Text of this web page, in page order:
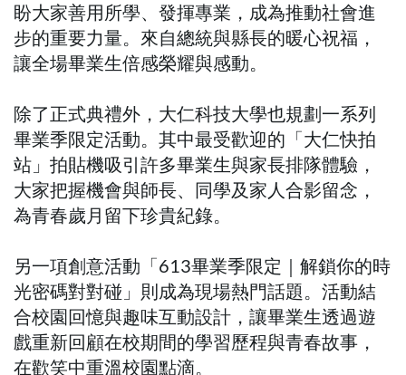
盼大家善用所學、發揮專業，成為推動社會進
步的重要力量。來自總統與縣長的暖心祝福，
讓全場畢業生倍感榮耀與感動。
除了正式典禮外，大仁科技大學也規劃一系列
畢業季限定活動。其中最受歡迎的「大仁快拍
站」拍貼機吸引許多畢業生與家長排隊體驗，
大家把握機會與師長、同學及家人合影留念，
為青春歲月留下珍貴紀錄。
另一項創意活動「613畢業季限定｜解鎖你的時
光密碼對對碰」則成為現場熱門話題。活動結
合校園回憶與趣味互動設計，讓畢業生透過遊
戲重新回顧在校期間的學習歷程與青春故事，
在歡笑中重溫校園點滴。